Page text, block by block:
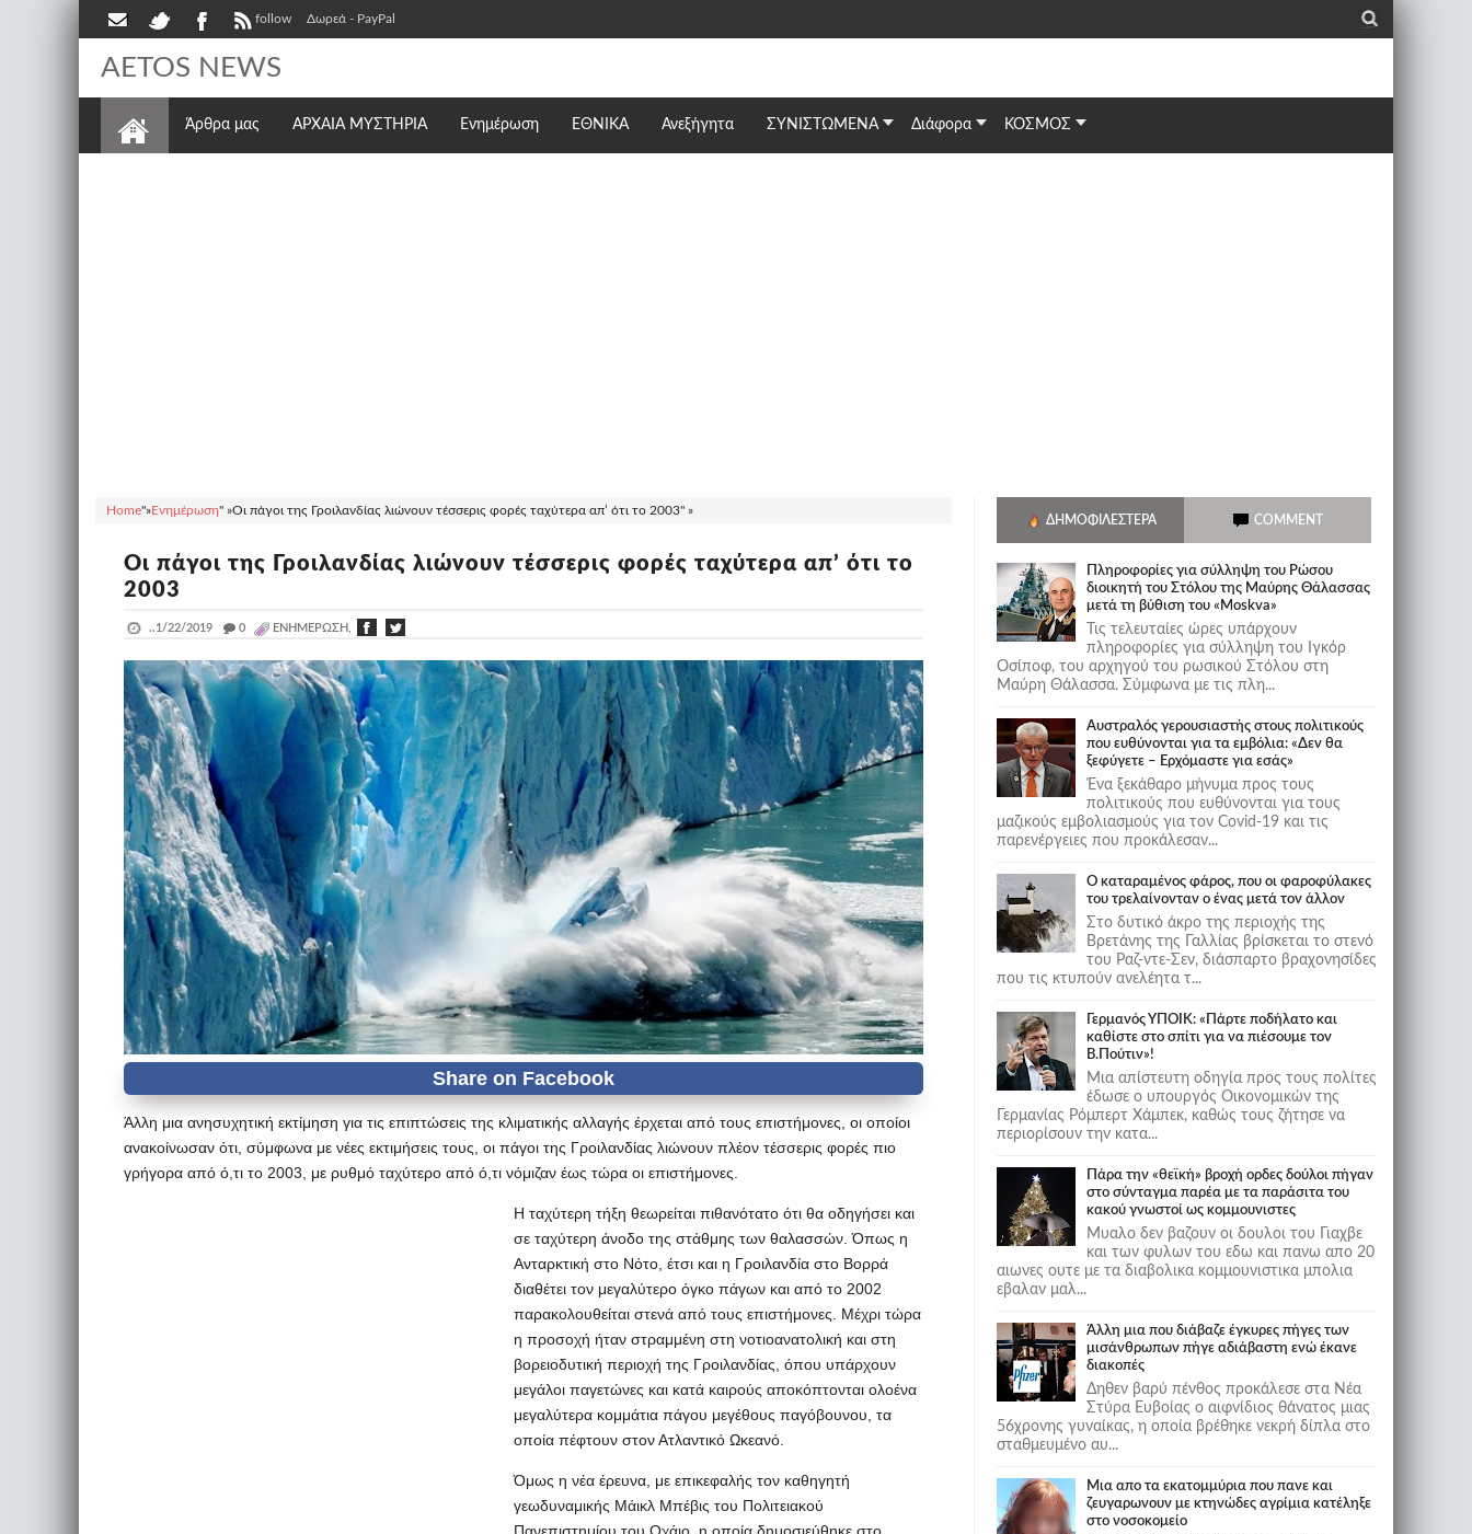
follow Δωρεά - PayPal _
AETOS NEWS
Άρθρα μας ΑΡΧΑΙΑ ΜΥΣΤΗΡΙΑ Ενημέρωση ΕΘΝΙΚΆ Ανεξήγητα ΣΥΝΙΣΤΩΜΕΝΑ Διάφορα ΚΟΣΜΟΣ
Home"»Ενημέρωση" »Οι πάγοι της Γροιλανδίας λιώνουν τέσσερις φορές ταχύτερα απ’ ότι το 2003" »
Οι πάγοι της Γροιλανδίας λιώνουν τέσσερις φορές ταχύτερα απ’ ότι το
2003
..1/22/2019 _ 0 ΕΝΗΜΈΡΩΣΗ,
Άλλη μια ανησυχητική εκτίμηση για τις επιπτώσεις της κλιματικής αλλαγής έρχεται από τους επιστήμονες, οι οποίοι
ανακοίνωσαν ότι, σύμφωνα με νέες εκτιμήσεις τους, οι πάγοι της Γροιλανδίας λιώνουν πλέον τέσσερις φορές πιο
γρήγορα από ό,τι το 2003, με ρυθμό ταχύτερο από ό,τι νόμιζαν έως τώρα οι επιστήμονες.
Η ταχύτερη τήξη θεωρείται πιθανότατο ότι θα οδηγήσει και
σε ταχύτερη άνοδο της στάθμης των θαλασσών. Όπως η
Ανταρκτική στο Νότο, έτσι και η Γροιλανδία στο Βορρά
διαθέτει τον μεγαλύτερο όγκο πάγων και από το 2002
παρακολουθείται στενά από τους επιστήμονες. Μέχρι τώρα
η προσοχή ήταν στραμμένη στη νοτιοανατολική και στη
βορειοδυτική περιοχή της Γροιλανδίας, όπου υπάρχουν
μεγάλοι παγετώνες και κατά καιρούς αποκόπτονται ολοένα
μεγαλύτερα κομμάτια πάγου μεγέθους παγόβουνου, τα
οποία πέφτουν στον Ατλαντικό Ωκεανό.
Όμως η νέα έρευνα, με επικεφαλής τον καθηγητή
γεωδυναμικής Μάικλ Μπέβις του Πολιτειακού
ΔΗΜΟΦΙΛΈΣΤΕΡΑ COMMENT
Πληροφορίες για σύλληψη του Ρώσου
διοικητή του Στόλου της Mαύρης Θάλασσας
μετά τη βύθιση του «Moskva»
Τις τελευταίες ώρες υπάρχουν
πληροφορίες για σύλληψη του Ιγκόρ
Οσίποφ, του αρχηγού του ρωσικού Στόλου στη
Μαύρη Θάλασσα. Σύμφωνα με τις πλη...
Αυστραλός γερουσιαστής στους πολιτικούς
που ευθύνονται για τα εμβόλια: «Δεν θα
ξεφύγετε – Ερχόμαστε για εσάς»
Ένα ξεκάθαρο μήνυμα προς τους
πολιτικούς που ευθύνονται για τους
μαζικούς εμβολιασμούς για τον Covid-19 και τις
παρενέργειες που προκάλεσαν...
Ο καταραμένος φάρος, που οι φαροφύλακες
του τρελαίνονταν ο ένας μετά τον άλλον
Στο δυτικό άκρο της περιοχής της
Βρετάνης της Γαλλίας βρίσκεται το στενό
του Ραζ-ντε-Σεν, διάσπαρτο βραχονησίδες
που τις κτυπούν ανελέητα τ...
Γερμανός ΥΠΟΙΚ: «Πάρτε ποδήλατο και
καθίστε στο σπίτι για να πιέσουμε τον
Β.Πούτιν»!
Μια απίστευτη οδηγία προς τους πολίτες
έδωσε ο υπουργός Οικονομικών της
Γερμανίας Ρόμπερτ Χάμπεκ, καθώς τους ζήτησε να
περιορίσουν την κατα...
Πάρα την «θεϊκή» βροχή ορδες δούλοι πήγαν
στο σύνταγμα παρέα με τα παράσιτα του
κακού γνωστοί ως κομμουνιστες
Μυαλο δεν βαζουν οι δουλοι του Γιαχβε
και των φυλων του εδω και πανω απο 20
αιωνες ουτε με τα διαβολικα κομμουνιστικα μπολια
εβαλαν μαλ...
Άλλη μια που διάβαζε έγκυρες πήγες των
μισάνθρωπων πήγε αδιάβαστη ενώ έκανε
διακοπές
Δηθεν βαρύ πένθος προκάλεσε στα Νέα
Στύρα Ευβοίας ο αιφνίδιος θάνατος μιας
56χρονης γυναίκας, η οποία βρέθηκε νεκρή δίπλα στο
σταθμευμένο αυ...
Μια απο τα εκατομμύρια που πανε και
ζευγαρωνουν με κτηνώδες αγρίμια κατέληξε
στο νοσοκομείο